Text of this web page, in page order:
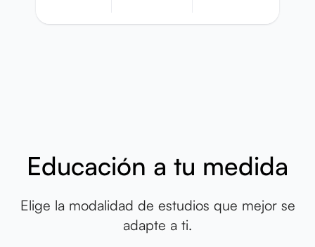
Educación a tu medida
Elige la modalidad de estudios que mejor se
adapte a ti.